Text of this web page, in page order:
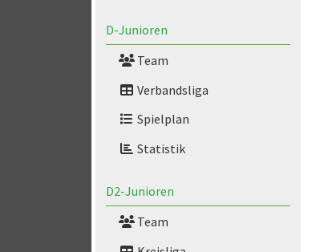
D-Junioren
Team
Verbandsliga
Spielplan
Statistik
D2-Junioren
Team